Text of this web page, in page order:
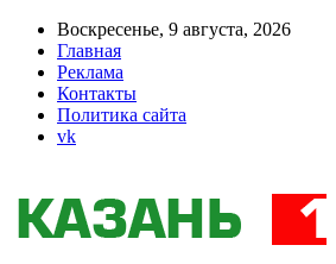
Воскресенье, 9 августа, 2026
Главная
Реклама
Контакты
Политика сайта
vk